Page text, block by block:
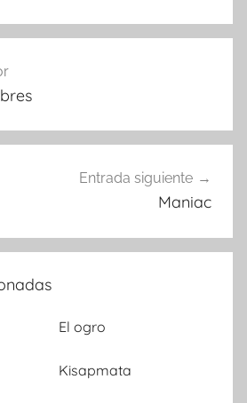
Entrada siguiente
Maniac
El ogro
Kisapmata